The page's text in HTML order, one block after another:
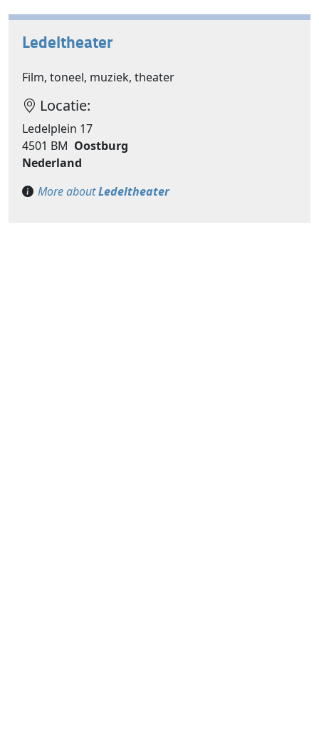
Ledeltheater
Film, toneel, muziek, theater
Locatie:
Ledelplein 17
4501 BM Oostburg
Nederland
More aboutLedeltheater